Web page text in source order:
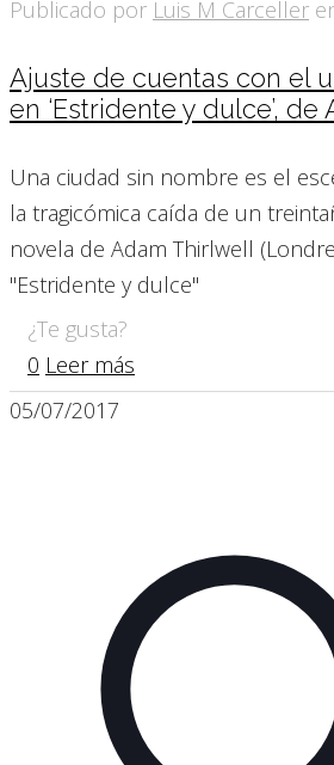
Publicado por Luis M Carceller
Ajuste de cuentas con el
en ‘Estridente y dulce’,
Una ciudad sin nombre es el
la tragicómica caída de un
novela de Adam Thirlwell
"Estridente y dulce"
¿Te gusta?
0 Leer más
05/07/2017